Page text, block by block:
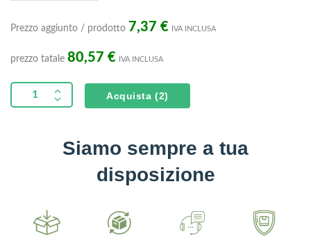
per
inox
1/2"
Prezzo aggiunto / prodotto 7,37 € IVA INCLUSA
prezzo tatale 80,57 € IVA INCLUSA
Acquista 2
Siamo sempre a tua
disposizione